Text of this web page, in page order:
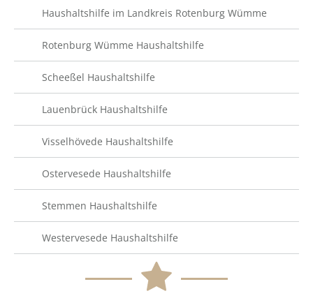
Haushaltshilfe im Landkreis Rotenburg Wümme
Rotenburg Wümme Haushaltshilfe
Scheeßel Haushaltshilfe
Lauenbrück Haushaltshilfe
Visselhövede Haushaltshilfe
Ostervesede Haushaltshilfe
Stemmen Haushaltshilfe
Westervesede Haushaltshilfe